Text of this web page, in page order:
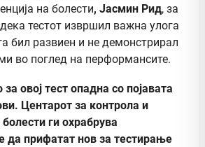
на болести, Јасмин Рид, за
дека тестот извршил важна улога
бил развиен и не демонстрирал
во поглед на перформансите.
овој тест опадна со појавата
Центарот за контрола и
ги охрабрува
да прифатат нов за тестирање